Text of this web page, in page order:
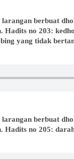
berbuat
Hadits no 203:
yang tidak
berbuat
Hadits no 205: